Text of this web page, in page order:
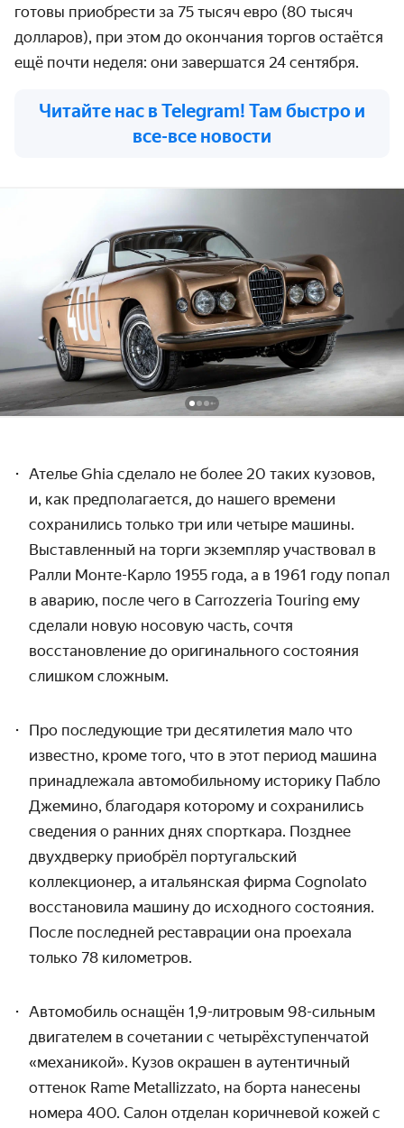
готовы приобрести за 75 тысяч евро (80 тысяч
долларов), при этом до окончания торгов остаётся
ещё почти неделя: они завершатся 24 сентября.
Читайте нас в Telegram! Там быстро и
все-все новости
Ателье Ghia сделало не более 20 таких кузовов,
и, как предполагается, до нашего времени
сохранились только три или четыре машины.
Выставленный на торги экземпляр участвовал в
Ралли Монте-Карло 1955 года, а в 1961 году попал
в аварию, после чего в Carrozzeria Touring ему
сделали новую носовую часть, сочтя
восстановление до оригинального состояния
слишком сложным.
Про последующие три десятилетия мало что
известно, кроме того, что в этот период машина
принадлежала автомобильному историку Пабло
Джемино, благодаря которому и сохранились
сведения о ранних днях спорткара. Позднее
двухдверку приобрёл португальский
коллекционер, а итальянская фирма Cognolato
восстановила машину до исходного состояния.
После последней реставрации она проехала
только 78 километров.
Автомобиль оснащён 1,9-литровым 98-сильным
двигателем в сочетании с четырёхступенчатой
«механикой». Кузов окрашен в аутентичный
оттенок Rame Metallizzato, на борта нанесены
номера 400. Салон отделан коричневой кожей с